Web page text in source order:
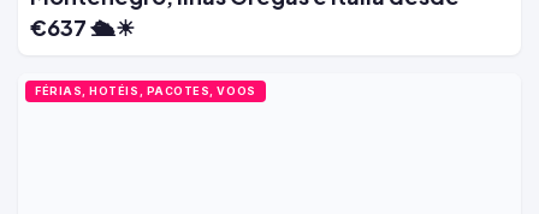
€637 🛳️☀
FÉRIAS, HOTÉIS, PACOTES, VOOS